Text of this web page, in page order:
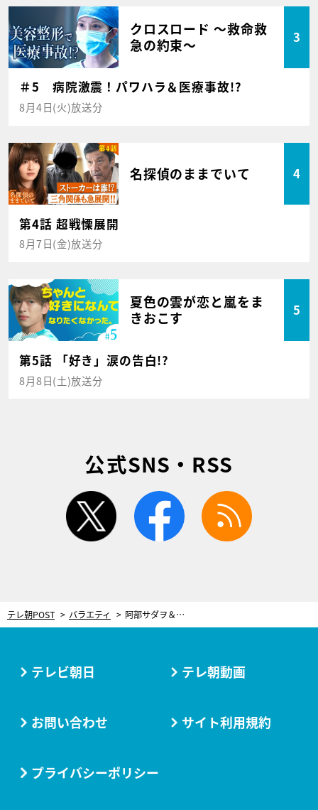
クロスロード ～救命救
急の約束～
3
＃5 病院激震！パワハラ＆医療事故!?
8月4日(火)放送分
名探偵のままでいて 4
第4話 超戦慄展開
8月7日(金)放送分
夏色の雲が恋と嵐をま
きおこす
5
第5話 「好き」涙の告白!?
8月8日(土)放送分
公式SNS・RSS
twitter facebook
テレ朝POST バラエティ 阿部サダヲ＆松たか子、サンドとグルメ旅！松は鼻歌でご機嫌の一方…阿部は悲劇の“やらかし”
テレビ朝日 テレ朝動画
お問い合わせ サイト利用規約
プライバシーポリシー